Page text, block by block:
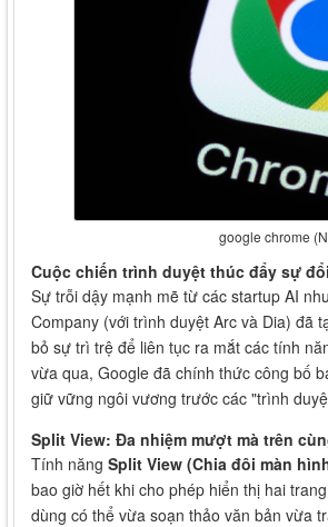
google chrome
Cuộc chiến trình duyệt thúc đẩy sự
Sự trỗi dậy mạnh mẽ từ các startup AI
Company (với trình duyệt Arc và Dia) đã
bỏ sự trì trệ để liên tục ra mắt các tính
vừa qua, Google đã chính thức công bố
giữ vững ngôi vương trước các "trình
Split View: Đa nhiệm mượt mà trên
Tính năng Split View (Chia đôi màn
bao giờ hết khi cho phép hiển thị hai
dùng có thể vừa soạn thảo văn bản vừa